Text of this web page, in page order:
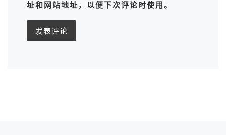
址和网站地址，以便下次评论时使用。